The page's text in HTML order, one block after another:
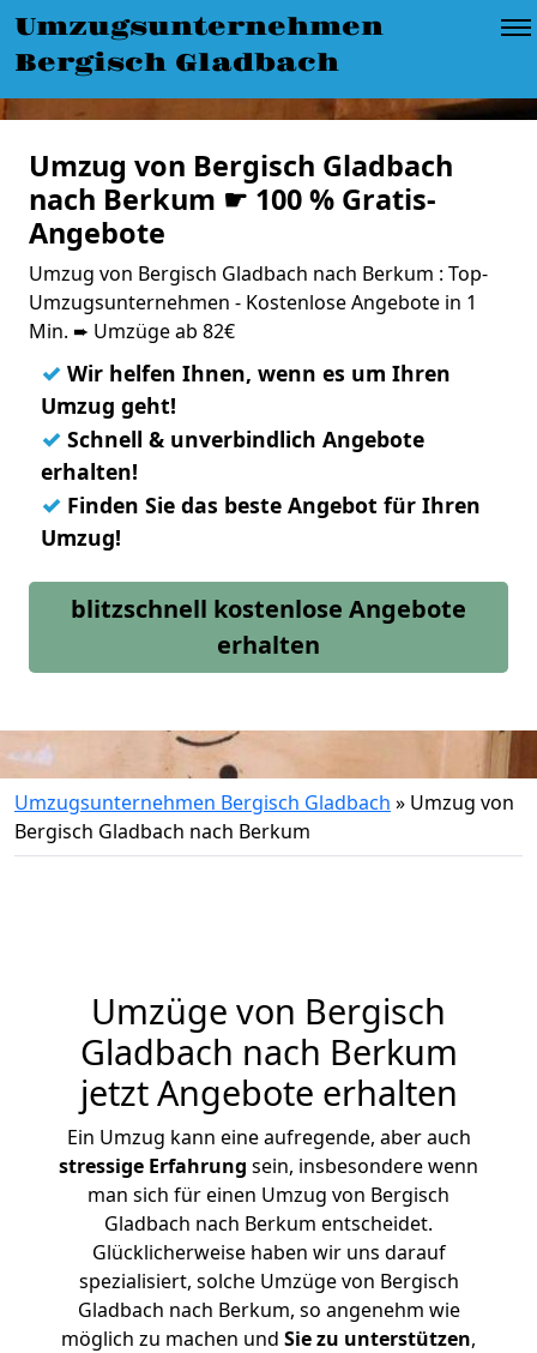
Umzugsunternehmen
Bergisch Gladbach
Umzug von Bergisch Gladbach
nach Berkum ☛ 100 % Gratis-
Angebote
Umzug von Bergisch Gladbach nach Berkum : Top-
Umzugsunternehmen - Kostenlose Angebote in 1
Min. ➨ Umzüge ab 82€
✓ Wir helfen Ihnen, wenn es um Ihren
Umzug geht!
✓ Schnell & unverbindlich Angebote
erhalten!
✓ Finden Sie das beste Angebot für Ihren
Umzug!
blitzschnell kostenlose Angebote
erhalten
Umzugsunternehmen Bergisch Gladbach » Umzug von
Bergisch Gladbach nach Berkum
Umzüge von Bergisch
Gladbach nach Berkum
jetzt Angebote erhalten
Ein Umzug kann eine aufregende, aber auch
stressige Erfahrung sein, insbesondere wenn
man sich für einen Umzug von Bergisch
Gladbach nach Berkum entscheidet.
Glücklicherweise haben wir uns darauf
spezialisiert, solche Umzüge von Bergisch
Gladbach nach Berkum, so angenehm wie
möglich zu machen und Sie zu unterstützen,